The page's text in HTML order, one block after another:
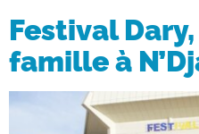
Festival
famille à